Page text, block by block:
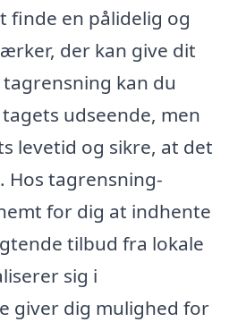
finde en pålidelig og
der kan give dit
kan du
udseende, men
levetid og sikre, at det
tagrensning-
for dig at indhente
tilbud fra lokale
sig i
giver dig mulighed for